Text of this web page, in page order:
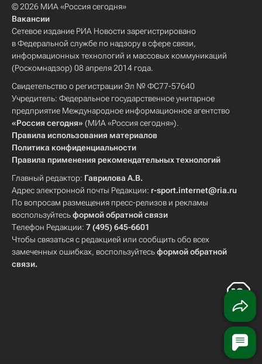
© 2026 МИА «Россия сегодня»
Вакансии
Сетевое издание РИА Новости зарегистрировано
в Федеральной службе по надзору в сфере связи,
информационных технологий и массовых коммуникаций
(Роскомнадзор) 08 апреля 2014 года.
Свидетельство о регистрации Эл № ФС77-57640
Учредитель: Федеральное государственное унитарное
предприятие Международное информационное агентство
«Россия сегодня» (МИА «Россия сегодня»).
Правила использования материалов
Политика конфиденциальности
Правила применения рекомендательных технологий
Главный редактор: Гаврилова А.В.
Адрес электронной почты Редакции: r-sport.internet@ria.ru
По вопросам размещения пресс-релизов и рекламы
воспользуйтесьформой обратной связи
Телефон Редакции: 7 (495) 645-6601
Чтобы связаться с редакцией или сообщить обо всех
замеченных ошибках, воспользуйтесьформой обратной
связи.